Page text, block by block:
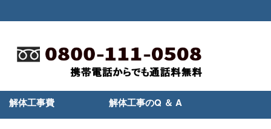
解体工事費 解体工事のQ ＆ A